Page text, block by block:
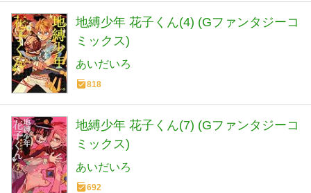
地縛少年 花子くん(4) (Gファンタジーコ
ミックス)
あいだいろ
818
地縛少年 花子くん(7) (Gファンタジーコ
ミックス)
あいだいろ
692